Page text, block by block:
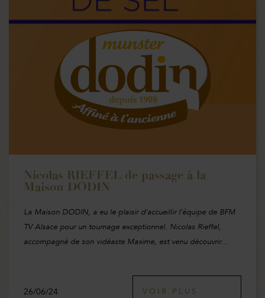
Nicolas RIEFFEL de passage à la
Maison DODIN
La Maison DODIN, a eu le plaisir d’accueillir l’équipe de BFM
TV Alsace pour un tournage exceptionnel. Nicolas Rieffel,
accompagné de son vidéaste Maxime, est venu découvrir...
26/06/24 VOIR PLUS